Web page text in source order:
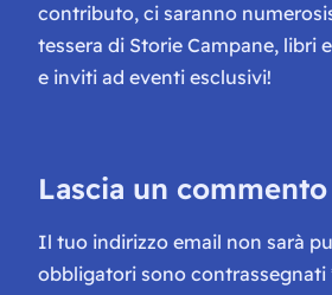
contributo, ci saranno
tessera di Storie Campane, libri
e inviti ad eventi esclusivi!
Lascia un commento
Il tuo indirizzo email non sarà
obbligatori sono contrassegnati